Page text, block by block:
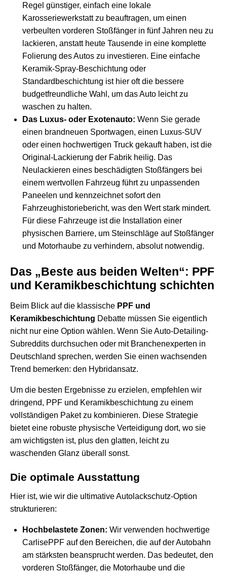
Regel günstiger, einfach eine lokale
Karosseriewerkstatt zu beauftragen, um einen
verbeulten vorderen Stoßfänger in fünf Jahren neu zu
lackieren, anstatt heute Tausende in eine komplette
Folierung des Autos zu investieren. Eine einfache
Keramik-Spray-Beschichtung oder
Standardbeschichtung ist hier oft die bessere
budgetfreundliche Wahl, um das Auto leicht zu
waschen zu halten.
Das Luxus- oder Exotenauto: Wenn Sie gerade
einen brandneuen Sportwagen, einen Luxus-SUV
oder einen hochwertigen Truck gekauft haben, ist die
Original-Lackierung der Fabrik heilig. Das
Neulackieren eines beschädigten Stoßfängers bei
einem wertvollen Fahrzeug führt zu unpassenden
Paneelen und kennzeichnet sofort den
Fahrzeughistoriebericht, was den Wert stark mindert.
Für diese Fahrzeuge ist die Installation einer
physischen Barriere, um Steinschläge auf Stoßfänger
und Motorhaube zu verhindern, absolut notwendig.
Das „Beste aus beiden Welten“: PPF
und Keramikbeschichtung schichten
Beim Blick auf die klassische PPF und
Keramikbeschichtung Debatte müssen Sie eigentlich
nicht nur eine Option wählen. Wenn Sie Auto-Detailing-
Subreddits durchsuchen oder mit Branchenexperten in
Deutschland sprechen, werden Sie einen wachsenden
Trend bemerken: den Hybridansatz.
Um die besten Ergebnisse zu erzielen, empfehlen wir
dringend, PPF und Keramikbeschichtung zu einem
vollständigen Paket zu kombinieren. Diese Strategie
bietet eine robuste physische Verteidigung dort, wo sie
am wichtigsten ist, plus den glatten, leicht zu
waschenden Glanz überall sonst.
Die optimale Ausstattung
Hier ist, wie wir die ultimative Autolackschutz-Option
strukturieren:
Hochbelastete Zonen: Wir verwenden hochwertige
CarlisePPF auf den Bereichen, die auf der Autobahn
am stärksten beansprucht werden. Das bedeutet, den
vorderen Stoßfänger, die Motorhaube und die